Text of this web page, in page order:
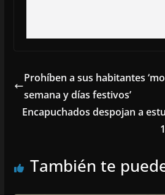
Prohíben a sus habitantes
semana y días festivos’
Encapuchados despojan a
También te